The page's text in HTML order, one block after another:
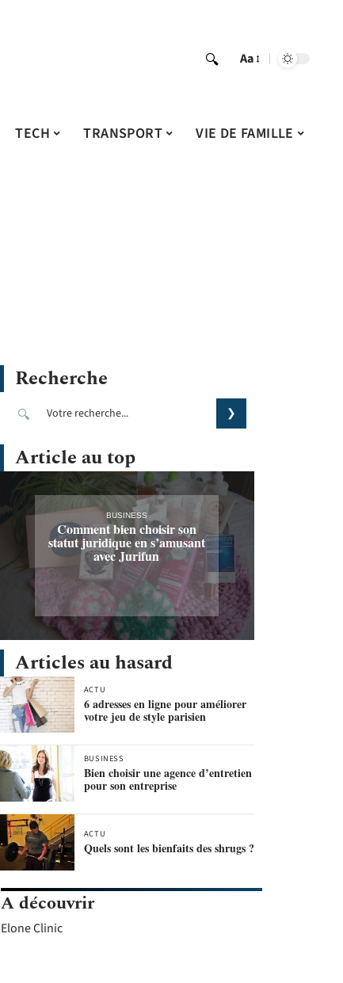
Aa
TECH TRANSPORT VIE DE FAMILLE
Recherche
Article au top
BUSINESS
Comment bien choisir son
statut juridique en s’amusant
avec Jurifun
Articles au hasard
ACTU
6 adresses en ligne pour améliorer
votre jeu de style parisien
BUSINESS
Bien choisir une agence d’entretien
pour son entreprise
ACTU
Quels sont les bienfaits des shrugs ?
A découvrir
Elone Clinic